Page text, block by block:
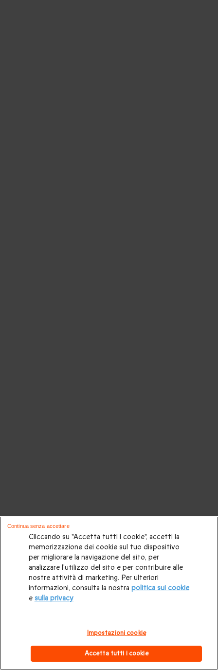
Cliccando su "Accetta tutti i cookie", accetti la
memorizzazione dei cookie sul tuo dispositivo
per migliorare la navigazione del sito, per
analizzare l'utilizzo del sito e per contribuire alle
nostre attività di marketing. Per ulteriori
informazioni, consulta la nostra politica sui cookie
e sulla privacy
Impostazioni cookie
Accetta tutti i cookie
Continua senza accettare